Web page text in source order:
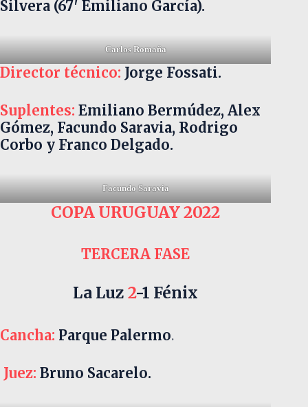
Silvera (67′ Emiliano García).
Carlos Romaña
Director técnico: Jorge Fossati.
Suplentes: Emiliano Bermúdez, Alex
Gómez, Facundo Saravia, Rodrigo
Corbo y Franco Delgado.
Facundo Saravia
COPA URUGUAY 2022
TERCERA FASE
La Luz2-1 Fénix
Cancha: Parque Palermo.
Juez: Bruno Sacarelo.